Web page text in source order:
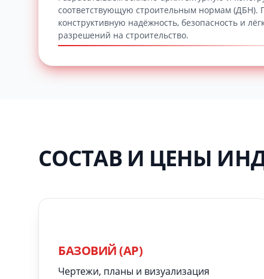
соответствующую строительным нормам (ДБН).
конструктивную надёжность, безопасность и
разрешений на строительство.
СОСТАВ И ЦЕНЫ
БАЗОВИЙ (АР)
Чертежи, планы и визуализация